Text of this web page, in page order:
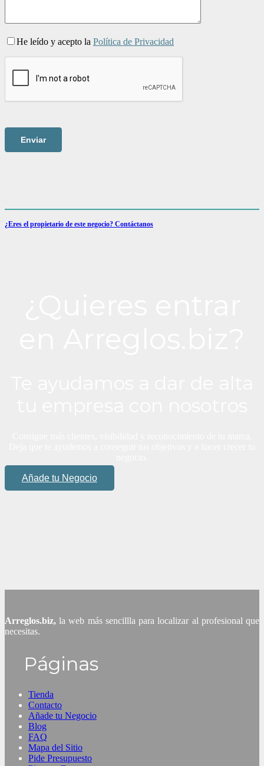
He leído y acepto la Política de Privacidad
¿Eres el propietario de este negocio? Contáctanos
Añade tu Negocio
Arreglos.biz,la web más sencillla para localizar al profesional que
necesitas.
Páginas
Tienda
Contacto
Añade tu Negocio
Blog
FAQ
Mapa del Sitio
Pide Presupuesto